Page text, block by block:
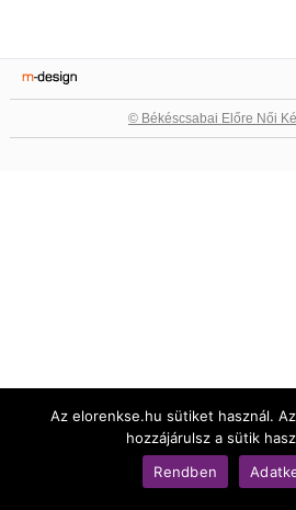
© Békéscsabai Előre Női
Az elorenkse.hu sütiket használ.
hozzájárulsz a sütik
Rendben